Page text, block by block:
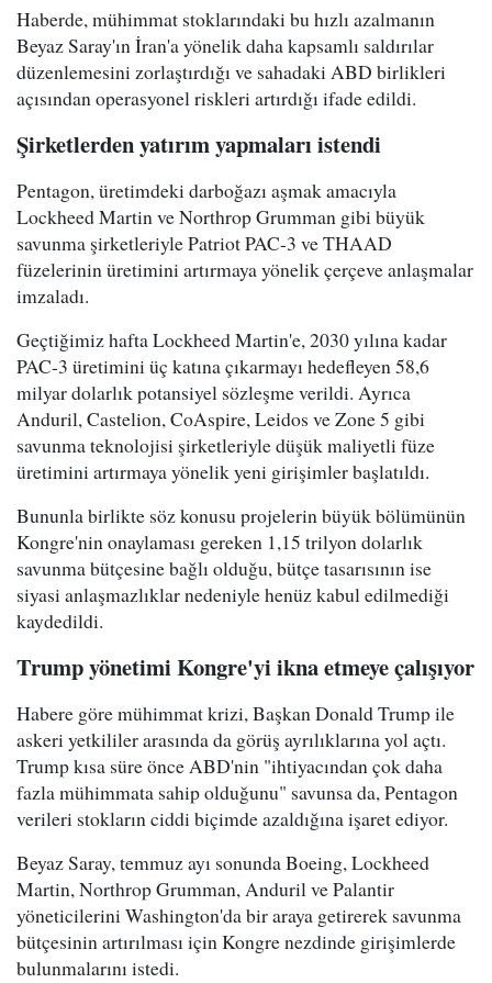
Haberde, mühimmat stoklarındaki bu hızlı azalmanın
Beyaz Saray'ın İran'a yönelik daha kapsamlı saldırılar
düzenlemesini zorlaştırdığı ve sahadaki ABD birlikleri
açısından operasyonel riskleri artırdığı ifade edildi.
Şirketlerden yatırım yapmaları istendi
Pentagon, üretimdeki darboğazı aşmak amacıyla
Lockheed Martin ve Northrop Grumman gibi büyük
savunma şirketleriyle Patriot PAC-3 ve THAAD
füzelerinin üretimini artırmaya yönelik çerçeve anlaşmalar
imzaladı.
Geçtiğimiz hafta Lockheed Martin'e, 2030 yılına kadar
PAC-3 üretimini üç katına çıkarmayı hedefleyen 58,6
milyar dolarlık potansiyel sözleşme verildi. Ayrıca
Anduril, Castelion, CoAspire, Leidos ve Zone 5 gibi
savunma teknolojisi şirketleriyle düşük maliyetli füze
üretimini artırmaya yönelik yeni girişimler başlatıldı.
Bununla birlikte söz konusu projelerin büyük bölümünün
Kongre'nin onaylaması gereken 1,15 trilyon dolarlık
savunma bütçesine bağlı olduğu, bütçe tasarısının ise
siyasi anlaşmazlıklar nedeniyle henüz kabul edilmediği
kaydedildi.
Trump yönetimi Kongre'yi ikna etmeye çalışıyor
Habere göre mühimmat krizi, Başkan Donald Trump ile
askeri yetkililer arasında da görüş ayrılıklarına yol açtı.
Trump kısa süre önce ABD'nin "ihtiyacından çok daha
fazla mühimmata sahip olduğunu" savunsa da, Pentagon
verileri stokların ciddi biçimde azaldığına işaret ediyor.
Beyaz Saray, temmuz ayı sonunda Boeing, Lockheed
Martin, Northrop Grumman, Anduril ve Palantir
yöneticilerini Washington'da bir araya getirerek savunma
bütçesinin artırılması için Kongre nezdinde girişimlerde
bulunmalarını istedi.